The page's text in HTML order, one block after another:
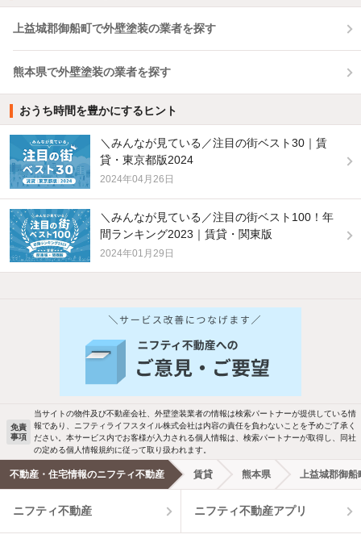
上益城郡御船町で外壁塗装の業者を探す
熊本県で外壁塗装の業者を探す
おうち時間を豊かにするヒント
＼みんなが見ている／注目の街ベスト30｜賃
貸・東京都版2024
2024年04月26日
＼みんなが見ている／注目の街ベスト100！年
間ランキング2023｜賃貸・関東版
2024年01月29日
免責
事項
当サイトの物件及び不動産会社、外壁塗装業者の情報は検索パートナーが提供している情
報であり、ニフティライフスタイル株式会社は内容の責任を負わないことを予めご了承く
ださい。本サービス内でお客様が入力される個人情報は、検索パートナーが取得し、同社
の定める個人情報規約に従って取り扱われます。
不動産・住宅情報のニフティ不動産 賃貸 熊本県 上益城郡御船
ニフティ不動産 ニフティ不動産アプリ